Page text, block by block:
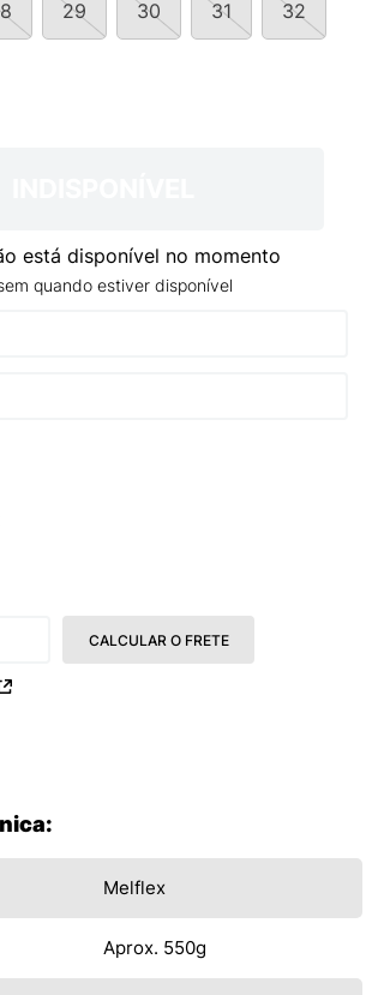
29 30 31 32
está disponível no momento
quando estiver disponível
CALCULAR O FRETE
Melflex
Aprox. 550g